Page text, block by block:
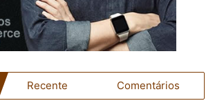
Recente Comentários